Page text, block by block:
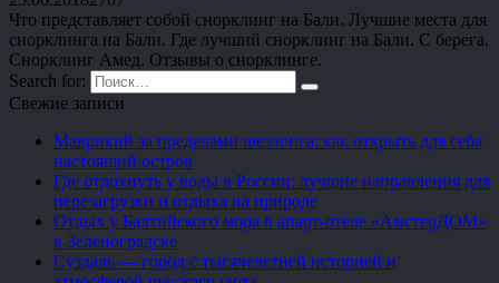
Что представляет собой снорклинг на Бали. Лучшие места для
снорклинга на Бали. Где лучший снорклинг на Бали. С берега.
Снорклинг Амед. Отзывы о снорклинге.
Search for:
Свежие записи
Маврикий за пределами шезлонга: как открыть для себя
настоящий остров
Где отдохнуть у воды в России: лучшие направления для
перезагрузки и отдыха на природе
Отдых у Балтийского моря в апарт-отеле «АмстерДОМ»
в Зеленоградске
Суздаль — город с тысячелетней историей и